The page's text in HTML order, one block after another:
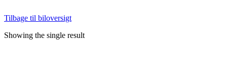
Tilbage til biloversigt
Showing the single result